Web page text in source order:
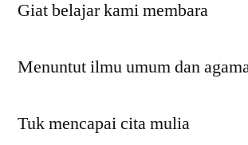
Giat belajar kami membara
Menuntut ilmu umum dan
Tuk mencapai cita mulia